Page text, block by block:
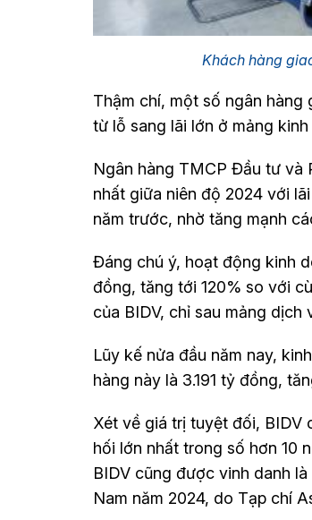
Khách hàng
Thậm chí, một số ngân
từ lỗ sang lãi lớn ở mảng
Ngân hàng TMCP Đầu tư và
nhất giữa niên độ 2024 với
năm trước, nhờ tăng mạnh
Đáng chú ý, hoạt động kinh
đồng, tăng tới 120% so với
của BIDV, chỉ sau mảng dịch
Lũy kế nửa đầu năm nay,
hàng này là 3.191 tỷ đồng,
Xét về giá trị tuyệt đối, BIDV
hối lớn nhất trong số hơn 10
BIDV cũng được vinh danh
Nam năm 2024, do Tạp chí